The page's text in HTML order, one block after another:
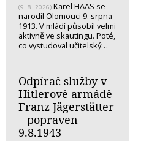
(9. 8. 2026) Karel HAAS se
narodil Olomouci 9. srpna
1913. V mládí působil velmi
aktivně ve skautingu. Poté,
co vystudoval učitelský…
Odpírač služby v
Hitlerově armádě
Franz Jägerstätter
– popraven
9.8.1943